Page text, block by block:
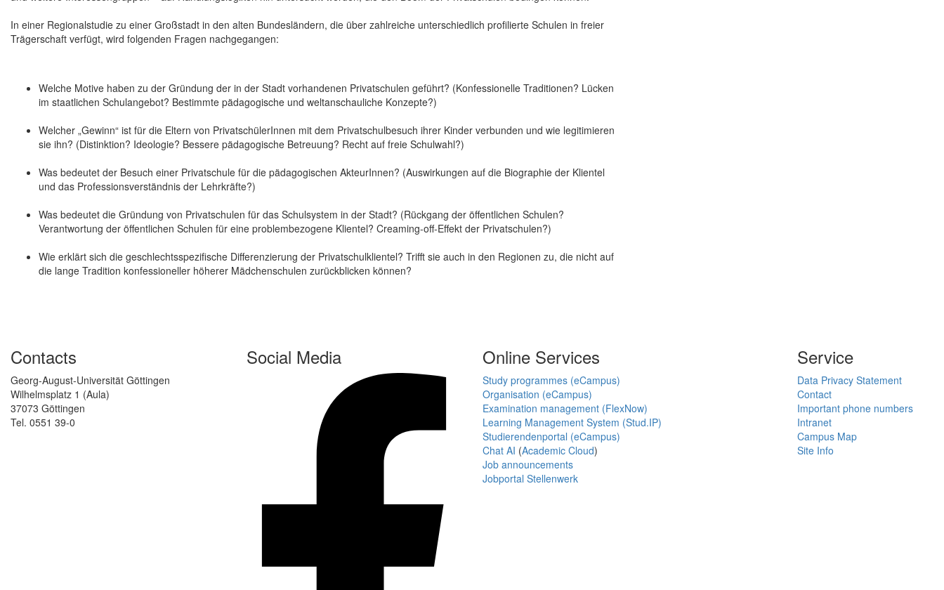
In einer Regionalstudie zu einer Großstadt in den alten Bundesländern, die über zahlreiche unterschiedlich profilierte Schulen in freier
Trägerschaft verfügt, wird folgenden Fragen nachgegangen:
Welche Motive haben zu der Gründung der in der Stadt vorhandenen Privatschulen geführt? (Konfessionelle Traditionen? Lücken
im staatlichen Schulangebot? Bestimmte pädagogische und weltanschauliche Konzepte?)
Welcher „Gewinn“ ist für die Eltern von PrivatschülerInnen mit dem Privatschulbesuch ihrer Kinder verbunden und wie legitimieren
sie ihn? (Distinktion? Ideologie? Bessere pädagogische Betreuung? Recht auf freie Schulwahl?)
Was bedeutet der Besuch einer Privatschule für die pädagogischen AkteurInnen? (Auswirkungen auf die Biographie der Klientel
und das Professionsverständnis der Lehrkräfte?)
Was bedeutet die Gründung von Privatschulen für das Schulsystem in der Stadt? (Rückgang der öffentlichen Schulen?
Verantwortung der öffentlichen Schulen für eine problembezogene Klientel? Creaming-off-Effekt der Privatschulen?)
Wie erklärt sich die geschlechtsspezifische Differenzierung der Privatschulklientel? Trifft sie auch in den Regionen zu, die nicht auf
die lange Tradition konfessioneller höherer Mädchenschulen zurückblicken können?
Contacts
Georg-August-Universität Göttingen
Wilhelmsplatz 1 (Aula)
37073 Göttingen
Tel. 0551 39-0
Social Media Online Services
Study programmes (eCampus)
Organisation (eCampus)
Examination management (FlexNow)
Learning Management System (Stud.IP)
Studierendenportal (eCampus)
Chat AI (Academic Cloud)
Job announcements
Jobportal Stellenwerk
Service
Data Privacy Statement
Contact
Important phone numbers
Intranet
Campus Map
Site Info